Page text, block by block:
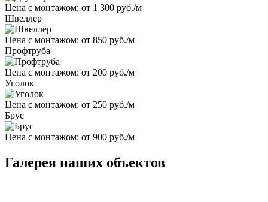
Цена с монтажом: от 1 300 руб./м
Швеллер
Цена с монтажом: от 850 руб./м
Профтруба
Цена с монтажом: от 200 руб./м
Уголок
Цена с монтажом: от 250 руб./м
Брус
Цена с монтажом: от 900 руб./м
Галерея наших объектов